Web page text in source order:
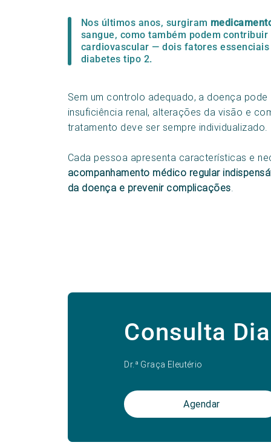
Nos últimos anos, surgiram
sangue, como também podem
cardiovascular — dois fatores
diabetes tipo 2.
Sem um controlo adequado, a doença
insuficiência renal, alterações da visão e
tratamento deve ser sempre individualizado.
Cada pessoa apresenta características e
acompanhamento médico regular
da doença e prevenir complicações.
Consulta
Dr.ª Graça Eleutério
Agendar